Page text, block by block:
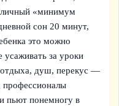
личный «минимум
сон 20 минут,
это можно
усаживать за уроки
отдыха, душ, перекус —
профессионалы
пьют понемногу в